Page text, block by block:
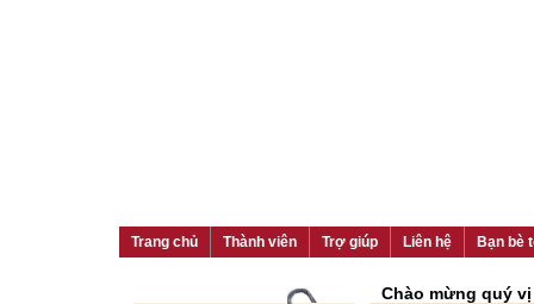
Trang chủ Thành viên Trợ giúp Liên hệ Bạn bè
Chào mừng quý